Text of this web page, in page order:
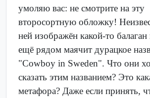
умоляю вас: не смотрите на эту
второсортную обложку!
ней изображён какой-то
ещё рядом маячит дурацкое
"Cowboy in Sweden". Что они
сказать этим названием? Это
метафора? Даже если принять,